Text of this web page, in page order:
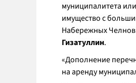
муниципалитета
имущество с
Набережных
Гизатуллин.
«Дополнение
на аренду